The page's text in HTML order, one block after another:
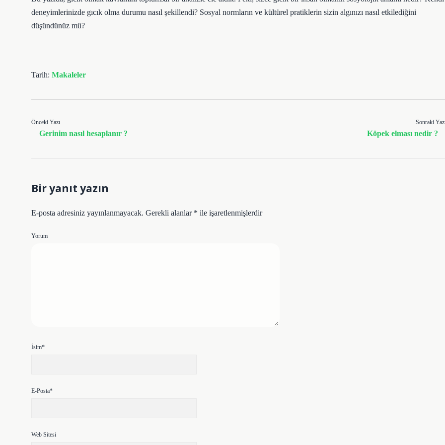
deneyimlerinizde gıcık olma durumu nasıl şekillendi? Sosyal normların ve kültürel pratiklerin sizin algınızı nasıl etkilediğini
düşündünüz mü?
Tarih: Makaleler
Önceki Yazı
Gerinim nasıl hesaplanır ?
Sonraki
Köpek elması nedir ?
Bir yanıt yazın
E-posta adresiniz yayınlanmayacak. Gerekli alanlar * ile işaretlenmişlerdir
Yorum
İsim*
E-Posta*
Web Sitesi